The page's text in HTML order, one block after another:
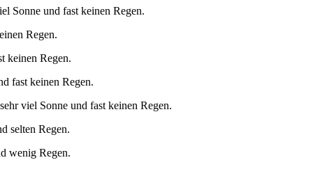
Sonne und fast keinen Regen.
Regen.
keinen Regen.
fast keinen Regen.
viel Sonne und fast keinen Regen.
selten Regen.
wenig Regen.